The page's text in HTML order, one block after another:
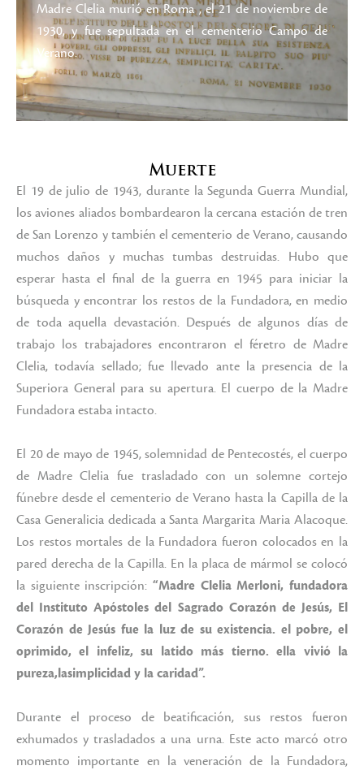
Madre Clelia murió en Roma , el 21 de noviembre de
1930, y fue sepultada en el cementerio Campo de
Verano.
Muerte
El 19 de julio de 1943, durante la Segunda Guerra Mundial,
los aviones aliados bombardearon la cercana estación de tren
de San Lorenzo y también el cementerio de Verano, causando
muchos daños y muchas tumbas destruidas. Hubo que
esperar hasta el final de la guerra en 1945 para iniciar la
búsqueda y encontrar los restos de la Fundadora, en medio
de toda aquella devastación. Después de algunos días de
trabajo los trabajadores encontraron el féretro de Madre
Clelia, todavía sellado; fue llevado ante la presencia de la
Superiora General para su apertura. El cuerpo de la Madre
Fundadora estaba intacto.
El 20 de mayo de 1945, solemnidad de Pentecostés, el cuerpo
de Madre Clelia fue trasladado con un solemne cortejo
fúnebre desde el cementerio de Verano hasta la Capilla de la
Casa Generalicia dedicada a Santa Margarita Maria Alacoque.
Los restos mortales de la Fundadora fueron colocados en la
pared derecha de la Capilla. En la placa de mármol se colocó
la siguiente inscripción: “Madre Clelia Merloni, fundadora
del Instituto Apóstoles del Sagrado Corazón de Jesús, El
Corazón de Jesús fue la luz de su existencia. el pobre, el
oprimido, el infeliz, su latido más tierno. ella vivió la
pureza,lasimplicidad y la caridad”.
Durante el proceso de beatificación, sus restos fueron
exhumados y trasladados a una urna. Este acto marcó otro
momento importante en la veneración de la Fundadora,